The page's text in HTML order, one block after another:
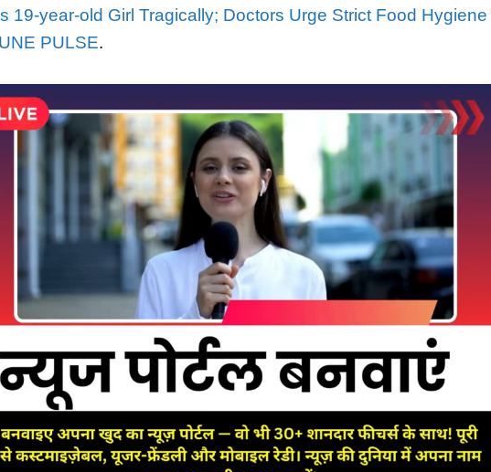
19-year-old Girl Tragically; Doctors Urge Strict Food Hygiene
PULSE.